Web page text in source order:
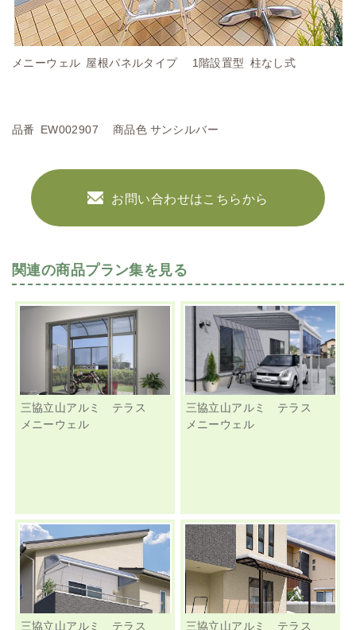
メニーウェル 屋根パネルタイプ 1階設置型 柱なし式
品番 EW002907 商品色 サンシルバー
お問い合わせはこちらから
関連の商品プラン集を見る
三協立山アルミ テラス
メニーウェル
三協立山アルミ テラス
メニーウェル
三協立山アルミ テラス
三協立山アルミ テラス